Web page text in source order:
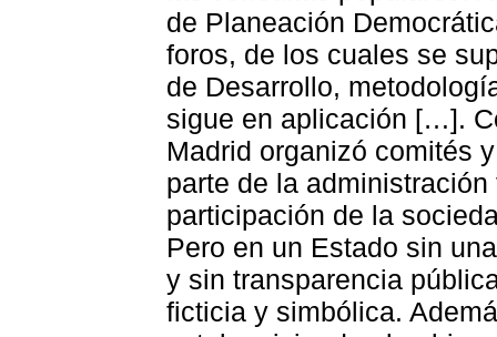
de Planeación
foros, de los cuales se
de Desarrollo,
sigue en aplicación […].
Madrid organizó comités
parte de la
participación de la
Pero en un Estado sin
y sin transparencia
ficticia y simbólica.